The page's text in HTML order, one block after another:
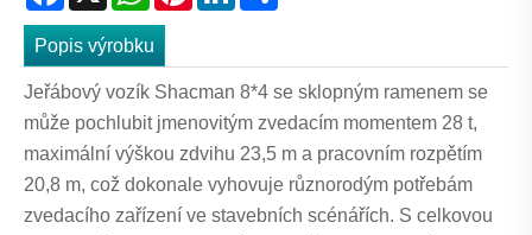
Popis výrobku
Jeřábový vozík Shacman 8*4 se sklopným ramenem se
může pochlubit jmenovitým zvedacím momentem 28 t,
maximální výškou zdvihu 23,5 m a pracovním rozpětím
20,8 m, což dokonale vyhovuje různorodým potřebám
zvedacího zařízení ve stavebních scénářích. S celkovou